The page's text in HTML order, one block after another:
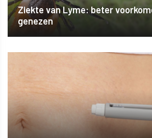
Ziekte van Lyme: beter
genezen